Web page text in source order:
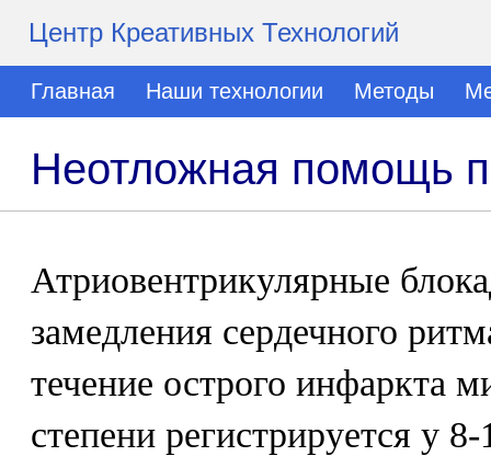
Центр Креативных Технологий
Главная Наши технологии Методы
Неотложная помощь
Атриовентрикулярные
замедления сердечного
течение острого инфаркта
степени регистрируется у